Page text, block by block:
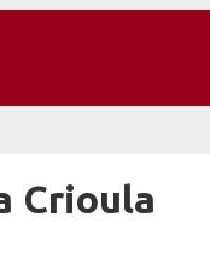
Crioula